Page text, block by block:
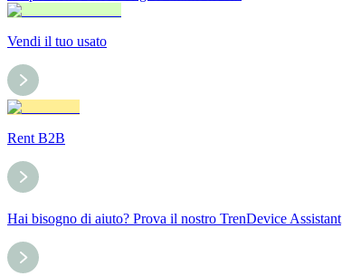
Vendi il tuo usato
Rent B2B
Hai bisogno di aiuto? Prova il nostro TrenDevice Assistant